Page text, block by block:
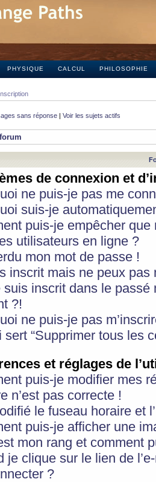
PHYSIQUE CALCUL PHILOSOPHIE
sans réponse | Voir les sujets actifs
de connexion et
ne puis-je pas me
suis-je
puis-je empêcher
utilisateurs en ligne ?
mon mot de passe !
inscrit mais ne peux pas
suis inscrit dans le
?!
ne puis-je pas
sert “Supprimer tous les
et réglages de
puis-je modifier mes
n’est pas correcte !
le fuseau horaire et
puis-je afficher une
mon rang et comment
je clique sur le lien de
?